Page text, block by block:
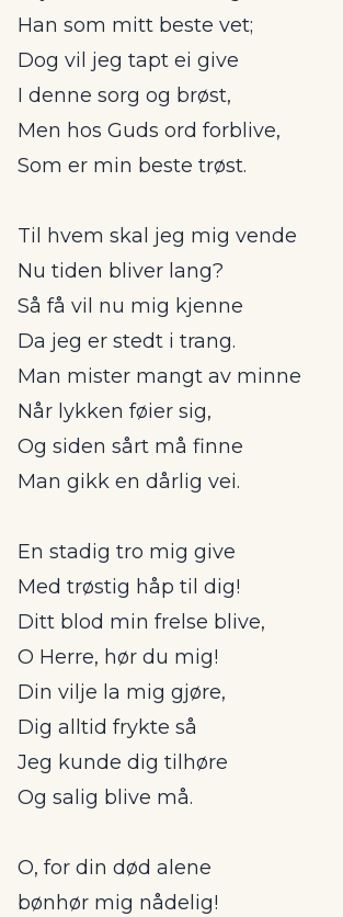
Han som mitt beste vet;
Dog vil jeg tapt ei give
I denne sorg og brøst,
Men hos Guds ord forblive,
Som er min beste trøst.
Til hvem skal jeg mig vende
Nu tiden bliver lang?
Så få vil nu mig kjenne
Da jeg er stedt i trang.
Man mister mangt av minne
Når lykken føier sig,
Og siden sårt må finne
Man gikk en dårlig vei.
En stadig tro mig give
Med trøstig håp til dig!
Ditt blod min frelse blive,
O Herre, hør du mig!
Din vilje la mig gjøre,
Dig alltid frykte så
Jeg kunde dig tilhøre
Og salig blive må.
O, for din død alene
bønhør mig nådelig!